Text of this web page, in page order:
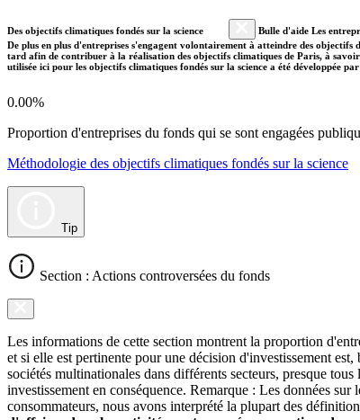
Des objectifs climatiques fondés sur la science
Bulle d'aide Les
De plus en plus d'entreprises s'engagent volontairement à atteindre des
tard afin de contribuer à la réalisation des objectifs climatiques de Paris, à
utilisée ici pour les objectifs climatiques fondés sur la science a été développée
0.00%
Proportion d'entreprises du fonds qui se sont engagées
Méthodologie des objectifs climatiques fondés sur la science
Tip
Section : Actions controversées du fonds
Les informations de cette section montrent la proportion
et si elle est pertinente pour une décision d'investissement
sociétés multinationales dans différents secteurs, presque
investissement en conséquence. Remarque : Les données
consommateurs, nous avons interprété la plupart des